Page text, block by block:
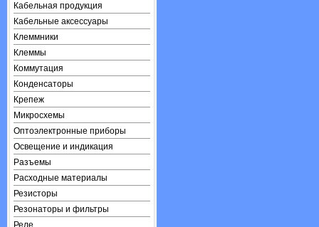
Кабельная продукция
Кабельные аксессуары
Клеммники
Клеммы
Коммутация
Конденсаторы
Крепеж
Микросхемы
Оптоэлектронные приборы
Освещение и индикация
Разъемы
Расходные материалы
Резисторы
Резонаторы и фильтры
Реле